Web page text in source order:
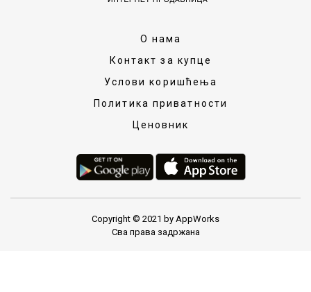
О нама
Контакт за купце
Услови коришћења
Политика приватности
Ценовник
Copyright © 2021 by AppWorks
Сва права задржана